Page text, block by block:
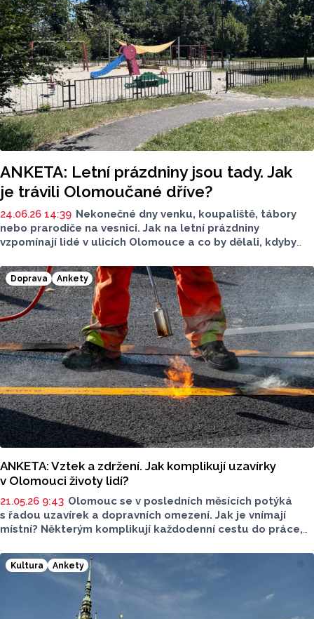
ANKETA: Letní prázdniny jsou tady. Jak
je trávili Olomoučané dříve?
24.06.26 14:39 Nekonečné dny venku, koupaliště, tábory
nebo prarodiče na vesnici. Jak na letní prázdniny
vzpomínají lidé v ulicích Olomouce a co by dělali, kdyby
Doprava Ankety
ANKETA: Vztek a zdržení. Jak komplikují uzavírky
v Olomouci životy lidí?
21.05.26 9:43 Olomouc se v posledních měsících potýká
s řadou uzavírek a dopravních omezení. Jak je vnímají
místní? Některým komplikují každodenní cestu do práce,
Kultura Ankety